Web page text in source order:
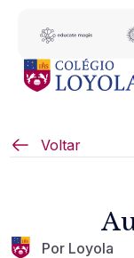
Voltar
Por Loyola